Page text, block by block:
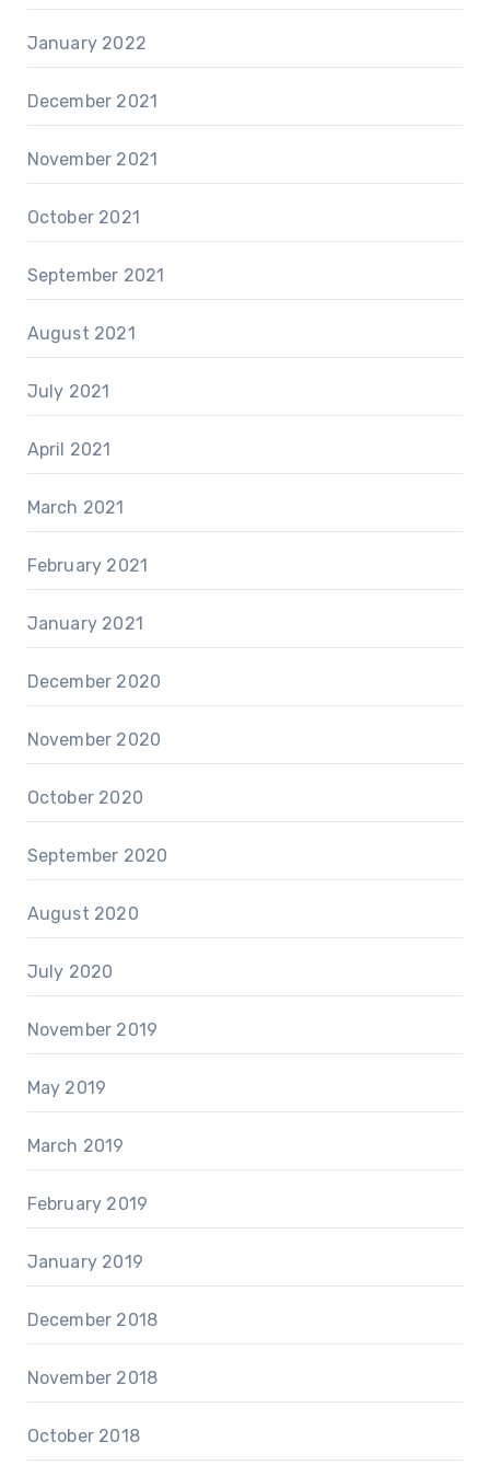
January 2022
December 2021
November 2021
October 2021
September 2021
August 2021
July 2021
April 2021
March 2021
February 2021
January 2021
December 2020
November 2020
October 2020
September 2020
August 2020
July 2020
November 2019
May 2019
March 2019
February 2019
January 2019
December 2018
November 2018
October 2018